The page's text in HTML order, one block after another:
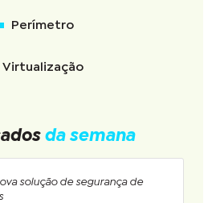
Perímetro
Virtualização
da semana
solução de segurança de